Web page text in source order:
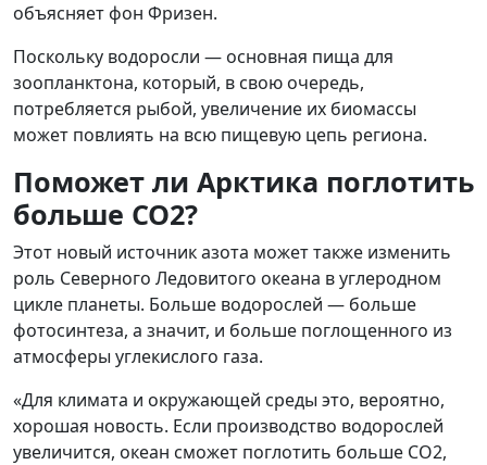
объясняет фон Фризен.
Поскольку водоросли — основная пища для
зоопланктона, который, в свою очередь,
потребляется рыбой, увеличение их биомассы
может повлиять на всю пищевую цепь региона.
Поможет ли Арктика поглотить
больше CO2?
Этот новый источник азота может также изменить
роль Северного Ледовитого океана в углеродном
цикле планеты. Больше водорослей — больше
фотосинтеза, а значит, и больше поглощенного из
атмосферы углекислого газа.
«Для климата и окружающей среды это, вероятно,
хорошая новость. Если производство водорослей
увеличится, океан сможет поглотить больше CO2,